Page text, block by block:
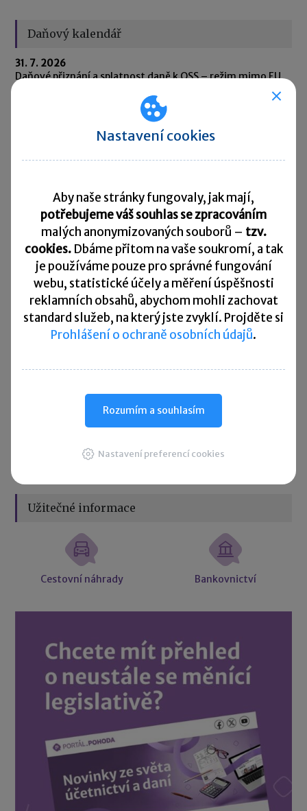
Daňový kalendář
31. 7. 2026
Daňové přiznání a splatnost daně k OSS – režim mimo EU,
režim EU, dovozní režim
Oznámení o výši obratů za kalendářní čtvrtletí v
přeshraničním režimu DPH pro malé podniky (SME) za 2.
Oznámení CESOP (Centrální elektronický systém
platebních informací) za 2. čtvrtletí 2026
31. 7. 2026
Odvod daně vybírané srážkou podle zvláštní sazby daně za
červen 2026
10. 8. 2026
Splatnost daně za červen 2026
Přehled všech termínů ►
Načítám
hodnoty
Načítám
hodnoty
Užitečné informace
Cestovní náhrady Bankovnictví
Nastavení cookies
Aby naše stránky fungovaly, jak mají,
potřebujeme váš souhlas se zpracováním
malých anonymizovaných souborů – tzv.
cookies. Dbáme přitom na vaše soukromí, a tak
je používáme pouze pro správné fungování
webu, statistické účely a měření úspěšnosti
reklamních obsahů, abychom mohli zachovat
standard služeb, na který jste zvyklí. Projděte si
Prohlášení o ochraně osobních údajů.
Rozumím a souhlasím
Nastavení preferencí cookies